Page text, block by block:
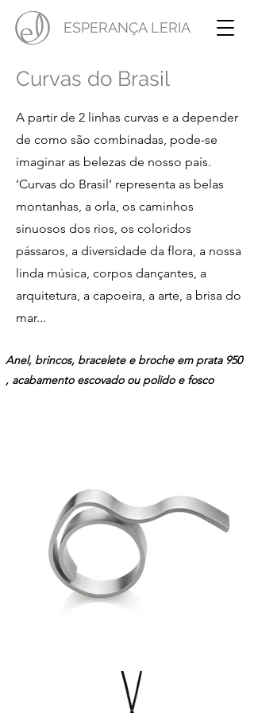
ESPERANÇA LERIA
Curvas do Brasil
A partir de 2 linhas curvas e a depender
de como são combinadas, pode-se
imaginar as belezas de nosso país.
‘Curvas do Brasil’ representa as belas
montanhas, a orla, os caminhos
sinuosos dos rios, os coloridos
pássaros, a diversidade da flora, a nossa
linda música, corpos dançantes, a
arquitetura, a capoeira, a arte, a brisa do
mar...
Anel, brincos, bracelete e broche em prata 950
, acabamento escovado ou polido e fosco